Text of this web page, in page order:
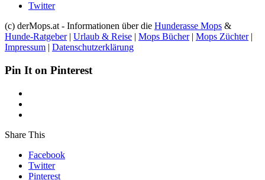
Twitter
(c) derMops.at - Informationen über die Hunderasse Mops &
Hunde-Ratgeber| Urlaub & Reise | Mops Bücher| Mops Züchter|
Impressum | Datenschutzerklärung
Pin It on Pinterest
Share This
Facebook
Twitter
Pinterest